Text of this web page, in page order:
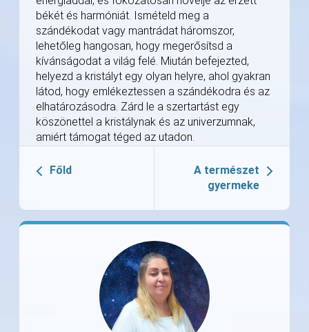
békét és harmóniát. Ismételd meg a
szándékodat vagy mantrádat háromszor,
lehetőleg hangosan, hogy megerősítsd a
kívánságodat a világ felé. Miután befejezted,
helyezd a kristályt egy olyan helyre, ahol gyakran
látod, hogy emlékeztessen a szándékodra és az
elhatározásodra. Zárd le a szertartást egy
köszönettel a kristálynak és az univerzumnak,
amiért támogat téged az utadon.
Főld
A természet
gyermeke